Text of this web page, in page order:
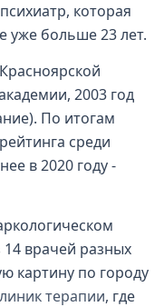
которая
уже больше 23 лет.
2003 год
По итогам
среди
в 2020 году -
врачей разных
картину по городу
терапии, где